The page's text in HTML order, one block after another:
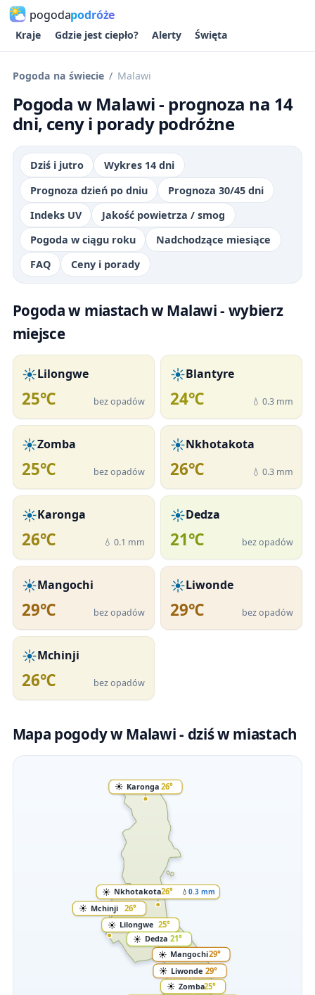
pogodapodróże
Kraje Gdzie jest ciepło? Alerty Święta
Pogoda na świecie Malawi
Pogoda w Malawi - prognoza na 14
dni, ceny i porady podróżne
Dziś i jutro
Wykres 14 dni
Prognoza dzień po dniu
Prognoza 30/45 dni
Indeks UV
Jakość powietrza / smog
Pogoda w ciągu roku
Nadchodzące miesiące
FAQ
Ceny i porady
Pogoda w miastach w Malawi - wybierz
miejsce
☀️Lilongwe
25℃ bez opadów
☀️Blantyre
24℃ 💧 0.3 mm
☀️Zomba
25℃ bez opadów
☀️Nkhotakota
26℃ 💧 0.3 mm
☀️Karonga
26℃ 💧 0.1 mm
☀️Dedza
21℃ bez opadów
☀️Mangochi
29℃ bez opadów
☀️Liwonde
29℃ bez opadów
☀️Mchinji
26℃ bez opadów
Mapa pogody w Malawi - dziś w miastach
☀️ Lilongwe 25°
☀️ Zomba25°
☀️ Nkhotakota26° 💧 0.3 mm
☀️ Karonga26°
☀️ Dedza 21°
☀️ Mangochi29°
☀️ Liwonde 29°
☀️ Mchinji 26°